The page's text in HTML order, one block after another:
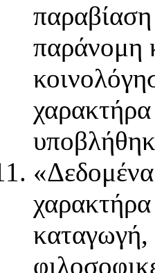
παράνομη
καταγωγή,